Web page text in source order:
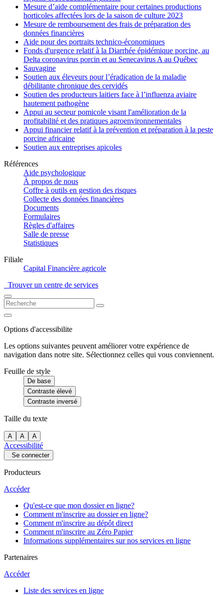
Mesure d’aide complémentaire pour certaines productions
horticoles affectées lors de la saison de culture 2023
Mesure de remboursement des frais de préparation des
données financières
Aide pour des portraits technico-économiques
Fonds d'urgence relatif à la Diarrhée épidémique porcine, au
Delta coronavirus porcin et au Senecavirus A au Québec
Sauvagine
Soutien aux éleveurs pour l’éradication de la maladie
débilitante chronique des cervidés
Soutien des producteurs laitiers face à l’influenza aviaire
hautement pathogène
Appui au secteur pomicole visant l'amélioration de la
profitabilité et des pratiques agroenvironnementales
Appui financier relatif à la prévention et préparation à la peste
porcine africaine
Soutien aux entreprises apicoles
Références
Aide psychologique
À propos de nous
Coffre à outils en gestion des risques
Collecte des données financières
Documents
Formulaires
Règles d'affaires
Salle de presse
Statistiques
Filiale
Capital Financière agricole
Trouver un centre de services
Options d'accessibilite
Les options suivantes peuvent améliorer votre expérience de
navigation dans notre site. Sélectionnez celles qui vous conviennent.
Feuille de style
De base
Contraste élevé
Contraste inversé
Taille du texte
A A A
Accessibilité
Se connecter
Producteurs
Accéder
Qu'est-ce que mon dossier en ligne?
Comment m'inscrire au dossier en ligne?
Comment m'inscrire au dépôt direct
Comment m'inscrire au Zéro Papier
Informations supplémentaires sur nos services en ligne
Partenaires
Accéder
Liste des services en ligne